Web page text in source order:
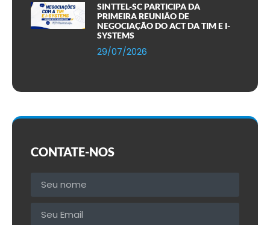
SINTTEL-SC PARTICIPA DA
PRIMEIRA REUNIÃO DE
NEGOCIAÇÃO DO ACT DA TIM E I-
SYSTEMS
29/07/2026
CONTATE-NOS